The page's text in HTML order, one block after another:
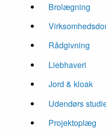
Brolægning
Rådgivning
Liebhaveri
Jord & kloak
Udendørs
Projektoplæg